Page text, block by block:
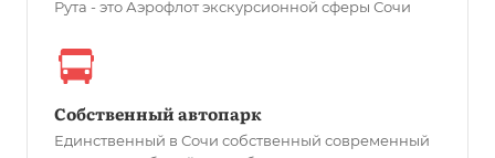
Рута - это Аэрофлот экскурсионной сферы Сочи
Собственный автопарк
Единственный в Сочи собственный современный